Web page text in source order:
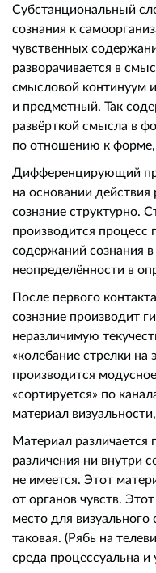
Субстанциональный
сознания к
чувственных
разворачивается в
смысловой континуум
и предметный. Так
развёрткой смысла в
по отношению к
Дифференцирующий
на основании действия
сознание структурно.
производится процесс
содержаний сознания
неопределённости в
После первого
сознание производит
неразличимую
«колебание стрелки на
производится
«сортируется» по
материал
Материал различается
различения ни внутри
не имеется. Этот
от органов чувств.
место для
таковая. (Рябь на
среда процессуальна